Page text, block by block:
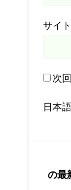
サイト
次
日本
の最